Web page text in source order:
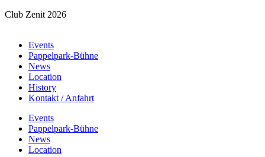
Club Zenit 2026
Events
Pappelpark-Bühne
News
Location
History
Kontakt / Anfahrt
Events
Pappelpark-Bühne
News
Location